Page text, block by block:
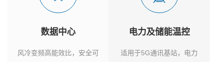
数据中心
风冷变频高能效比，安全可
电力及储能温控
适用于5G通讯基站，电力